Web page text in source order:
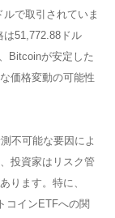
で取引されていま
51,772.88ドル
Bitcoinが安定した
価格変動の可能性
不可能な要因によ
投資家はリスク管
ります。特に、
コインETFへの関